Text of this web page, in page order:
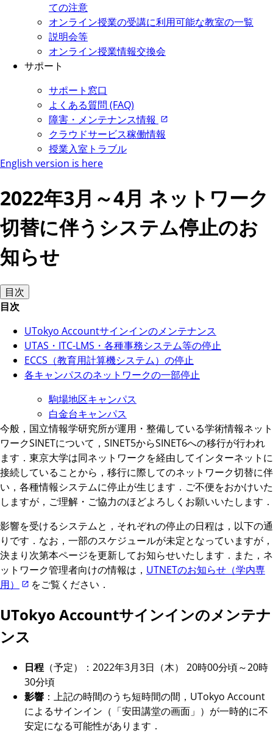
ての注意
オンライン授業の受講に利用可能な教室の一覧
説明会等
オンライン授業情報交換会
サポート
サポート窓口
よくある質問 (FAQ)
障害・メンテナンス情報
クラウドサービス稼働情報
授業入室トラブル
English version is here
2022年3月～4月 ネットワーク
切替に伴うシステム停止のお
知らせ
目次
目次
UTokyo Accountサインインのメンテナンス
UTAS・ITC-LMS・各種事務システム等の停止
ECCS（教育用計算機システム）の停止
各キャンパスのネットワークの一部停止
駒場地区キャンパス
白金台キャンパス
今般，国立情報学研究所が運用・整備している学術情報ネット
ワークSINETについて，SINET5からSINET6への移行が行われ
ます．東京大学は同ネットワークを経由してインターネットに
接続していることから，移行に際してのネットワーク切替に伴
い，各種情報システムに停止が生じます．ご不便をおかけいた
しますが，ご理解・ご協力のほどよろしくお願いいたします．
影響を受けるシステムと，それぞれの停止の日程は，以下の通
りです．なお，一部のスケジュールが未定となっていますが，
決まり次第本ページを更新してお知らせいたします．また，ネ
ットワーク管理者向けの情報は， UTNETのお知らせ（学内専
用）
をご覧ください．
UTokyo Accountサインインのメンテナ
ンス
日程 （予定）：2022年3月3日（木） 20時00分頃～20時
30分頃
影響 ：上記の時間のうち短時間の間，UTokyo Account
によるサインイン（「安田講堂の画面」）が一時的に不
安定になる可能性があります．